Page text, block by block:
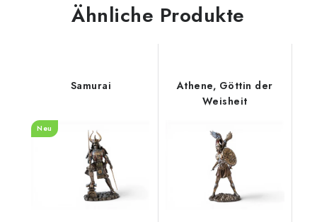
Ähnliche Produkte
Samurai
Neu
Athene, Göttin der
Weisheit